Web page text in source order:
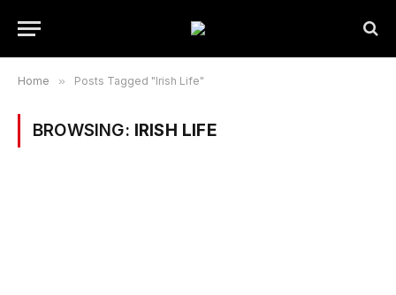
Home » Posts Tagged "Irish Life"
BROWSING: IRISH LIFE